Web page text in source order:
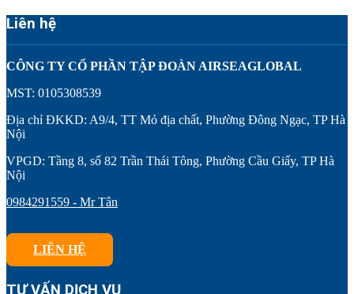
Liên hệ
CÔNG TY CỔ PHẦN TẬP ĐOÀN AIRSEAGLOBAL
MST: 0105308539
Địa chỉ ĐKKD: A9/4, TT Mỏ địa chất, Phường Đông Ngạc, TP Hà
Nội
VPGD: Tầng 8, số 82 Trần Thái Tông, Phường Cầu Giấy, TP Hà
Nội
0984291559 - Mr Tân
LIÊN HỆ
TƯ VẤN DỊCH VỤ